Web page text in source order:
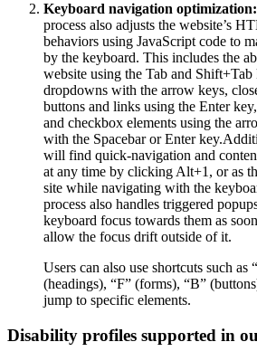
Keyboard navigation optimization:
process also adjusts the website’s
behaviors using JavaScript code to
by the keyboard. This includes the
website using the Tab and Shift+Tab
dropdowns with the arrow keys,
buttons and links using the Enter
and checkbox elements using the
with the Spacebar or Enter
will find quick-navigation and
at any time by clicking Alt+1, or as
site while navigating with the
process also handles triggered
keyboard focus towards them as
allow the focus drift outside of it.
Users can also use shortcuts such as
(headings), “F” (forms), “B”
jump to specific elements.
Disability profiles supported in